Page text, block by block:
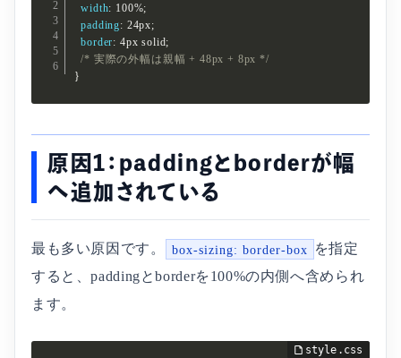
width: 100%;
padding: 24px;
border: 4px solid;
/* 実際の外幅は親幅 + 48px + 8px */
}
原因1：paddingとborderが幅
へ追加されている
最も多い原因です。 box-sizing: border-box
を指定
すると、paddingとborderを100%の内側へ含められ
ます。